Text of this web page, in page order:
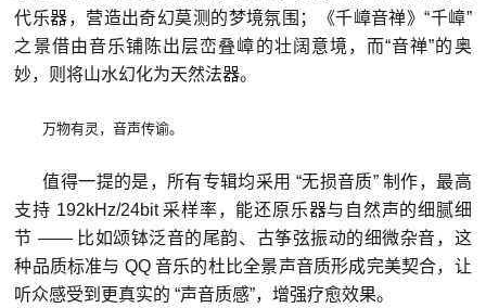
代乐器，营造出奇幻莫测的梦境氛围；《千嶂音禅》“千嶂”
之景借由音乐铺陈出层峦叠嶂的壮阔意境，而“音禅”的奥
妙，则将山水幻化为天然法器。
万物有灵，音声传谕。
值得一提的是，所有专辑均采用 “无损音质” 制作，最高
支持 192kHz/24bit 采样率，能还原乐器与自然声的细腻细
节 —— 比如颂钵泛音的尾韵、古筝弦振动的细微杂音，这
种品质标准与 QQ 音乐的杜比全景声音质形成完美契合，让
听众感受到更真实的 “声音质感”，增强疗愈效果。